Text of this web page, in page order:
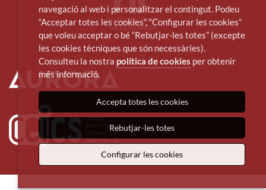
navegació al web i personalitzar el contingut. Podeu
“Acceptar totes les cookies”, “Configurar les cookies”
que voleu acceptar o bé “Rebutjar-les totes” (excepte
les cookies tècniques que són necessàries).
Consulteu la nostra política de cookies per obtenir
més informació.
Accepta totes les cookies
Rebutjar-les totes
Configurar les cookies